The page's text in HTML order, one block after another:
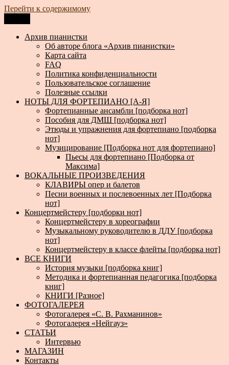
Перейти к содержимому
Архив пианистки
Всё для пианистов: ноты, книги, музыка, статьи…
Архив пианистки
Об авторе блога «Архив пианистки»
Карта сайта
FAQ
Политика конфиденциальности
Пользовательское соглашение
Полезные ссылки
НОТЫ ДЛЯ ФОРТЕПИАНО [А-Я]
Фортепианные ансамбли [подборка нот]
Пособия для ДМШ [подборка нот]
Этюды и упражнения для фортепиано [подборка
нот]
Музицирование [Подборка нот для фортепиано]
Пьесы для фортепиано [Подборка от
Максима]
ВОКАЛЬНЫЕ ПРОИЗВЕДЕНИЯ
КЛАВИРЫ опер и балетов
Песни военных и послевоенных лет [Подборка
нот]
Концертмейстеру [подборки нот]
Концертмейстеру в хореографии
Музыкальному руководителю в ДДУ [подборка
нот]
Концертмейстеру в классе флейты [подборка нот]
ВСЕ КНИГИ
История музыки [подборка книг]
Методика и фортепианная педагогика [подборка
книг]
КНИГИ [Разное]
ФОТОГАЛЕРЕЯ
Фотогалерея «С. В. Рахманинов»
Фотогалерея «Нейгауз»
СТАТЬИ
Интервью
МАГАЗИН
Контакты